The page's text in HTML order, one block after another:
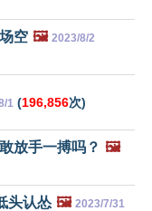
空 🖼️ 2023/8/2
1 (196,856次)
放手一搏吗？ 🖼️
头认怂 🖼️ 2023/7/31